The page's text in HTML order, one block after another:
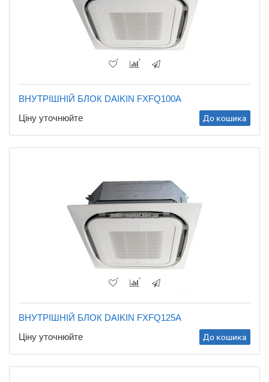
ВНУТРІШНІЙ БЛОК DAIKIN FXFQ100A
Ціну уточнюйте
До кошика
ВНУТРІШНІЙ БЛОК DAIKIN FXFQ125A
Ціну уточнюйте
До кошика